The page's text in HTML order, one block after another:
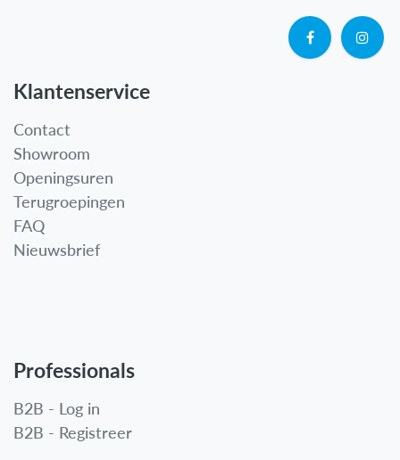
Klantenservice
Contact
Showroom
Openingsuren
Terugroepingen
FAQ
Nieuwsbrief
Professionals
B2B - Log in
B2B - Registreer